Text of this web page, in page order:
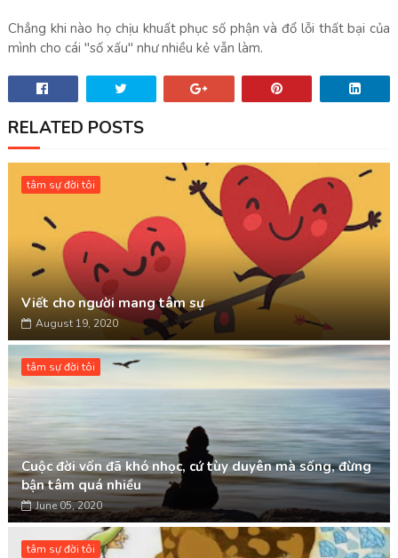
Chẳng khi nào họ chịu khuất phục số phận và đổ lỗi thất bại của
mình cho cái "số xấu" như nhiều kẻ vẫn làm.
RELATED POSTS
tâm sự đời tôi
Viết cho người mang tâm sự
August 19, 2020
tâm sự đời tôi
Cuộc đời vốn đã khó nhọc, cứ tùy duyên mà sống, đừng
bận tâm quá nhiều
June 05, 2020
tâm sự đời tôi